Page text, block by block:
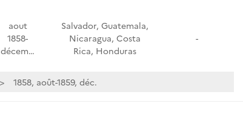
aout
1858-
décem…
Salvador, Guatemala,
Nicaragua, Costa
Rica, Honduras
-
1858, août-1859, déc.